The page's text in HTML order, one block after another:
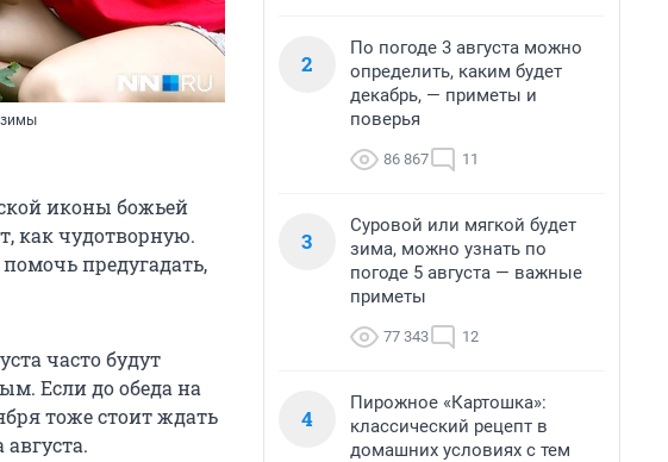
зимы
иконы божьей
как чудотворную.
предугадать,
часто будут
Если до обеда на
тоже стоит ждать
2
По погоде 3 августа можно
определить, каким будет
декабрь, — приметы и
поверья
86 867 11
3
Суровой или мягкой будет
зима, можно узнать по
погоде 5 августа — важные
приметы
77 343 12
4
Пирожное «Картошка»:
классический рецепт в
домашних условиях с тем